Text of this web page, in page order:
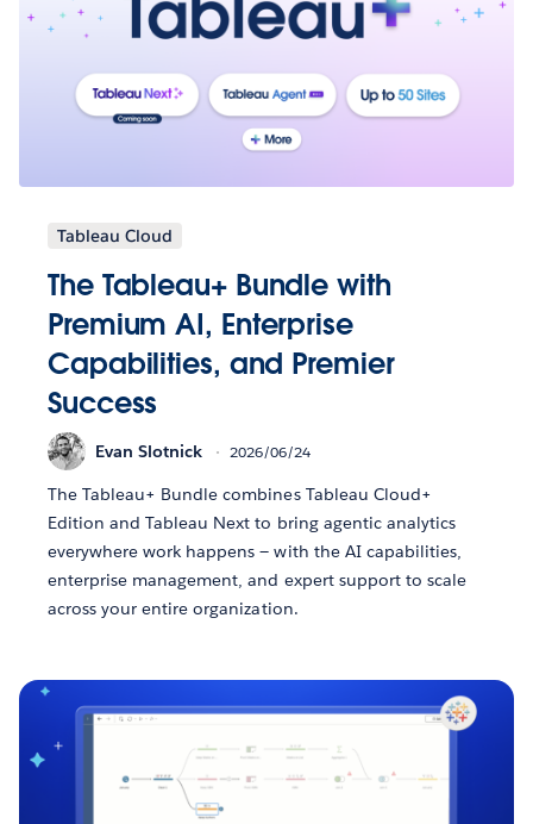
Tableau Cloud
The Tableau+ Bundle with
Premium AI, Enterprise
Capabilities, and Premier
Success
Evan Slotnick 2026/06/24
The Tableau+ Bundle combines Tableau Cloud+
Edition and Tableau Next to bring agentic analytics
everywhere work happens — with the AI capabilities,
enterprise management, and expert support to scale
across your entire organization.